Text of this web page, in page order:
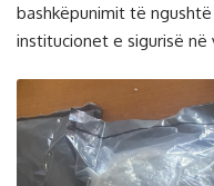
bashkëpunimit të
institucionet e sigurisë në